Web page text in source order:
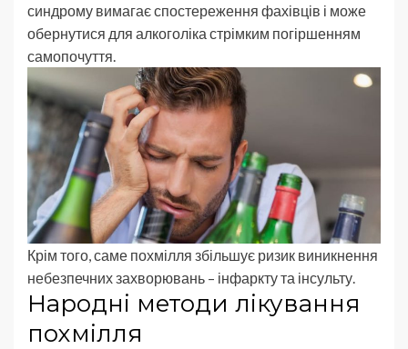
синдрому вимагає спостереження фахівців і може
обернутися для алкоголіка стрімким погіршенням
самопочуття.
Крім того, саме похмілля збільшує ризик виникнення
небезпечних захворювань – інфаркту та інсульту.
Народні методи лікування
похмілля